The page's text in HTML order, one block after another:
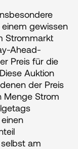
gewissen
Strommarkt
Ahead-
Preis für die
Auktion
der Preis
Menge Strom
am